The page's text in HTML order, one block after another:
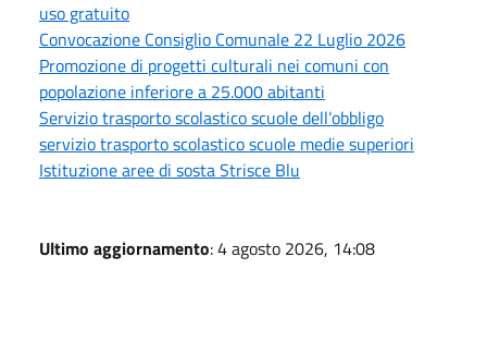
uso gratuito
Convocazione Consiglio Comunale 22 Luglio 2026
Promozione di progetti culturali nei comuni con
popolazione inferiore a 25.000 abitanti
Servizio trasporto scolastico scuole dell’obbligo
servizio trasporto scolastico scuole medie superiori
Istituzione aree di sosta Strisce Blu
Ultimo aggiornamento: 4 agosto 2026, 14:08